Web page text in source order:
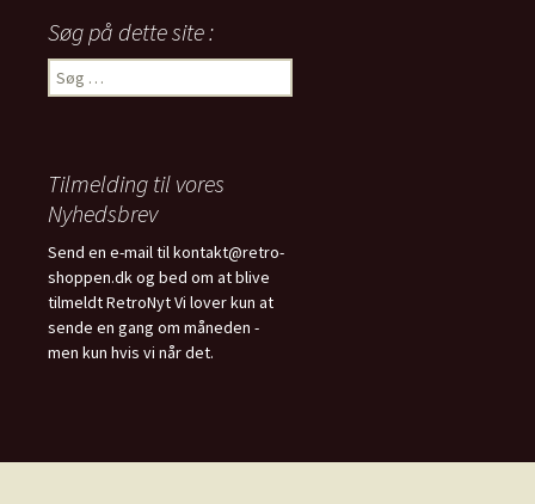
Søg på dette site :
Søg
efter:
Tilmelding til vores
Nyhedsbrev
Send en e-mail til kontakt@retro-
shoppen.dk og bed om at blive
tilmeldt RetroNyt Vi lover kun at
sende en gang om måneden -
men kun hvis vi når det.